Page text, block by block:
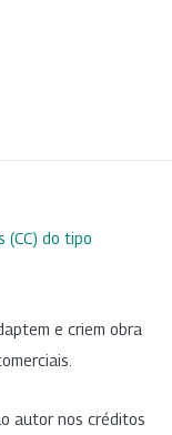
(CC) do tipo
e criem obra
autor nos créditos